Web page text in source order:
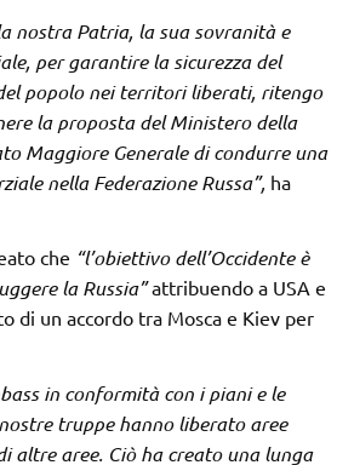
nostra Patria, la sua sovranità e
per garantire la sicurezza del
popolo nei territori liberati, ritengo
la proposta del Ministero della
Maggiore Generale di condurre una
nella Federazione Russa”, ha
che “l’obiettivo dell’Occidente è
la Russia”attribuendo a USA e
di un accordo tra Mosca e Kiev per
in conformità con i piani e le
truppe hanno liberato aree
altre aree. Ciò ha creato una lunga